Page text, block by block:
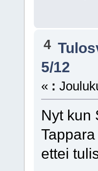
4
5/12
« :
Nyt kun
ettei